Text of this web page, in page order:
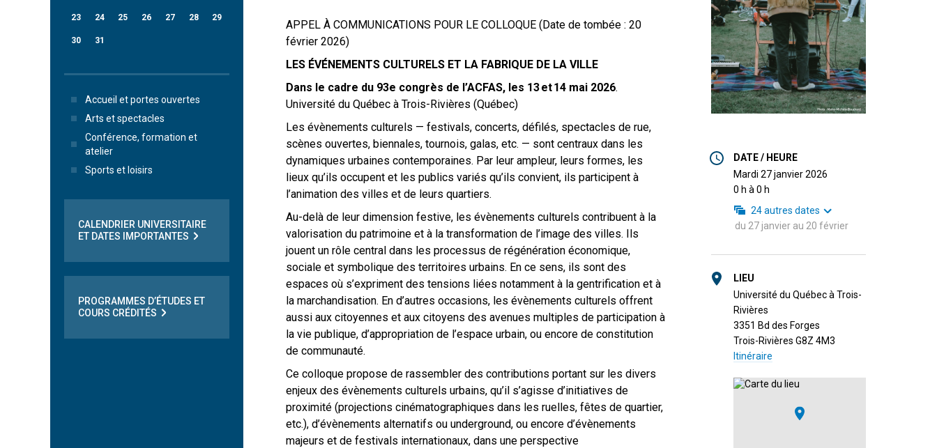
APPEL À COMMUNICATIONS POUR LE COLLOQUE (Date de tombée : 20
février 2026)
LES ÉVÉNEMENTS CULTURELS ET LA FABRIQUE DE LA VILLE
Dans le cadre du 93e congrès de l’ACFAS, les 13 et 14 mai 2026.
Université du Québec à Trois-Rivières (Québec)
Les évènements culturels — festivals, concerts, défilés, spectacles de rue,
scènes ouvertes, biennales, tournois, galas, etc. — sont centraux dans les
dynamiques urbaines contemporaines. Par leur ampleur, leurs formes, les
lieux qu’ils occupent et les publics variés qu’ils convient, ils participent à
l’animation des villes et de leurs quartiers.
Au-delà de leur dimension festive, les évènements culturels contribuent à la
valorisation du patrimoine et à la transformation de l’image des villes. Ils
jouent un rôle central dans les processus de régénération économique,
sociale et symbolique des territoires urbains. En ce sens, ils sont des
espaces où s’expriment des tensions liées notamment à la gentrification et à
la marchandisation. En d’autres occasions, les évènements culturels offrent
aussi aux citoyennes et aux citoyens des avenues multiples de participation à
la vie publique, d’appropriation de l’espace urbain, ou encore de constitution
de communauté.
Ce colloque propose de rassembler des contributions portant sur les divers
enjeux des évènements culturels urbains, qu’il s’agisse d’initiatives de
proximité (projections cinématographiques dans les ruelles, fêtes de quartier,
etc.), d’évènements alternatifs ou underground, ou encore d’évènements
majeurs et de festivals internationaux, dans une perspective
DATE / HEURE
mardi 27 janvier 2026
0 h à 0 h
24 autres dates
du 27 janvier au 20 février
LIEU
Université du Québec à Trois-
Rivières
3351 Bd des Forges
Trois-Rivières G8Z 4M3
Itinéraire
23 24 25 26 27 28 29
30 31
Accueil et portes ouvertes
Arts et spectacles
Conférence, formation et
atelier
Sports et loisirs
CALENDRIER UNIVERSITAIRE
ET DATES IMPORTANTES
PROGRAMMES D’ÉTUDES ET
COURS CRÉDITÉS